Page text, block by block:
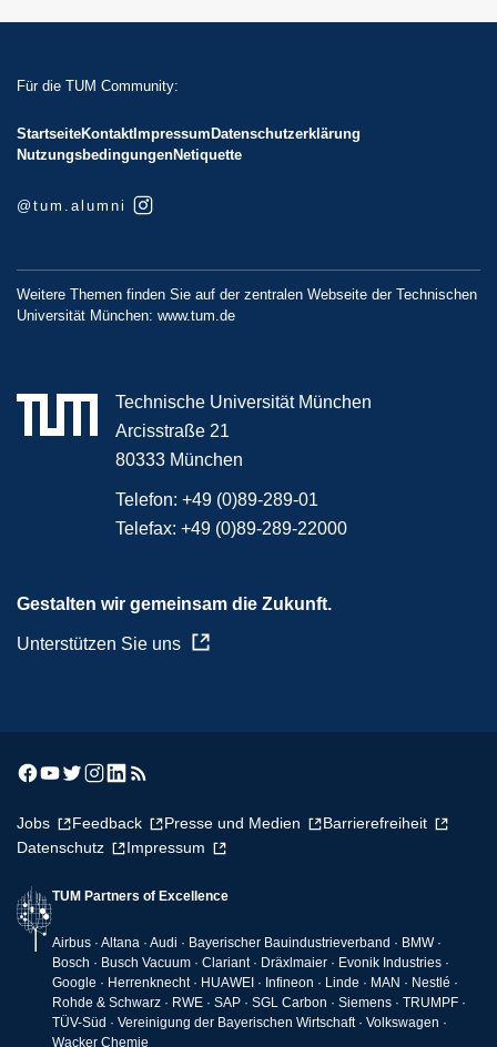
Für die TUM Community:
StartseiteKontaktImpressum Datenschutzerklärung
NutzungsbedingungenNetiquette
@tum.alumni
Weitere Themen finden Sie auf der zentralen Webseite der Technischen
Universität München: www.tum.de
Technische Universität München
Arcisstraße 21
80333 München
Telefon: +49 (0)89-289-01
Telefax: +49 (0)89-289-22000
Gestalten wir gemeinsam die Zukunft.
Unterstützen Sie uns
Jobs Feedback Presse und Medien
Barrierefreiheit
Datenschutz
Impressum
TUM Partners of Excellence
Airbus · Altana · Audi · Bayerischer Bauindustrieverband · BMW ·
Bosch · Busch Vacuum · Clariant · Dräxlmaier · Evonik Industries ·
Google · Herrenknecht · HUAWEI · Infineon · Linde · MAN · Nestlé ·
Rohde & Schwarz · RWE · SAP · SGL Carbon · Siemens · TRUMPF ·
TÜV-Süd · Vereinigung der Bayerischen Wirtschaft · Volkswagen ·
Wacker Chemie